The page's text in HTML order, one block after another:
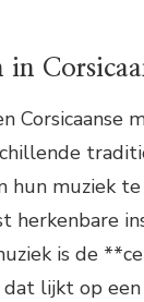
in
Corsicaanse
hun muziek
herkenbare
is de
lijkt op